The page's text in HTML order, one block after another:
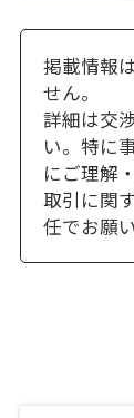
掲載情報
せん。
詳細は交
い。特に
にご理解
取引に関
任でお願